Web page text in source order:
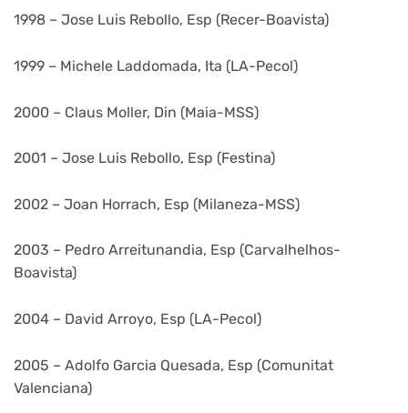
1998 – Jose Luis Rebollo, Esp (Recer-Boavista)
1999 – Michele Laddomada, Ita (LA-Pecol)
2000 – Claus Moller, Din (Maia-MSS)
2001 – Jose Luis Rebollo, Esp (Festina)
2002 – Joan Horrach, Esp (Milaneza-MSS)
2003 – Pedro Arreitunandia, Esp (Carvalhelhos-
Boavista)
2004 – David Arroyo, Esp (LA-Pecol)
2005 – Adolfo Garcia Quesada, Esp (Comunitat
Valenciana)